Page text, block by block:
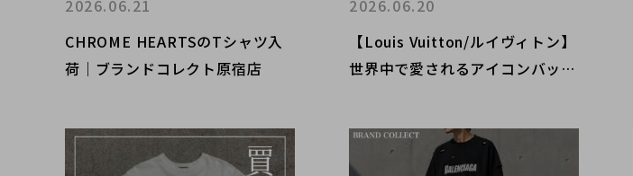
CHROME HEARTSのTシャツ入
荷｜ブランドコレクト原宿店
2026.06.21
【Louis Vuitton/ルイヴィトン】
世界中で愛されるアイコンバッグ
ます！
2026.06.20